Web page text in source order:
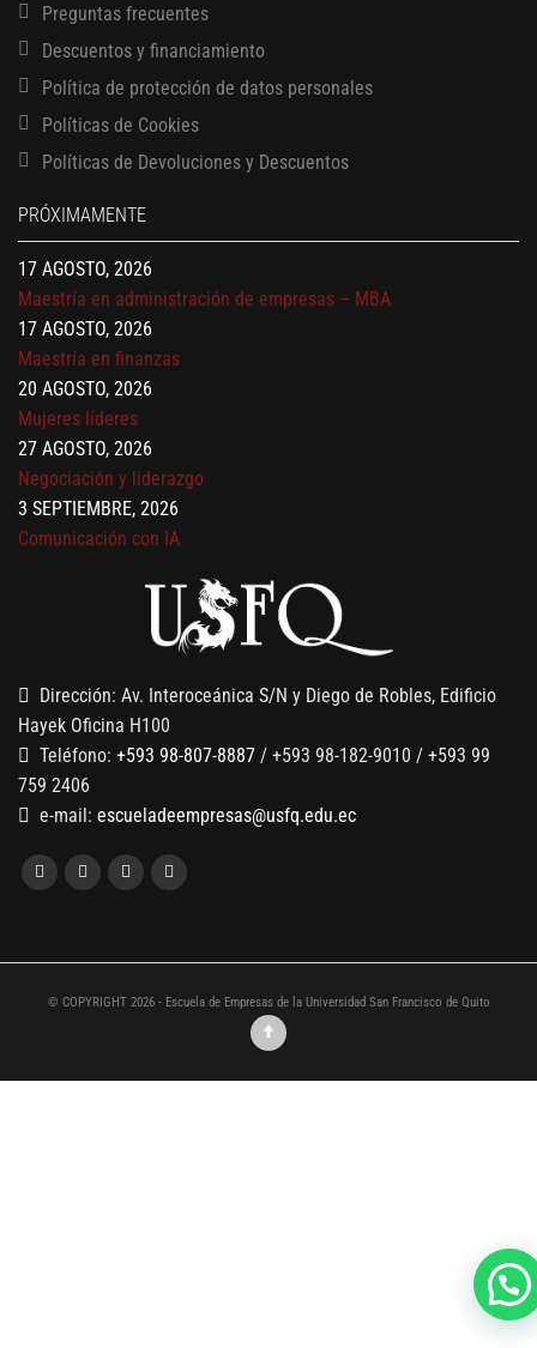
Preguntas frecuentes
Descuentos y financiamiento
Política de protección de datos personales
Políticas de Cookies
Políticas de Devoluciones y Descuentos
PRÓXIMAMENTE
13 AGOSTO, 2026
Finanzas para no financieros
Gerencia de empresas familiares
17 AGOSTO, 2026
Maestría en administración de empresas – MBA
17 AGOSTO, 2026
Maestría en finanzas
20 AGOSTO, 2026
Mujeres líderes
27 AGOSTO, 2026
Negociación y liderazgo
3 SEPTIEMBRE, 2026
Comunicación con IA
Gobernanza de datos
Finanzas para no financieros
Dirección: Av. Interoceánica S/N y Diego de Robles, Edificio
Hayek Oficina H100
Teléfono: +593 98-807-8887 / +593 98-182-9010 / +593 99
759 2406
e-mail: escueladeempresas@usfq.edu.ec
© COPYRIGHT 2026 - Escuela de Empresas de la Universidad San Francisco de Quito